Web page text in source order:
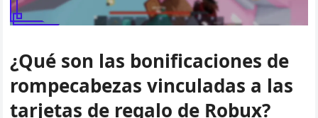
¿Qué son las bonificaciones de
rompecabezas vinculadas a las
tarjetas de regalo de Robux?